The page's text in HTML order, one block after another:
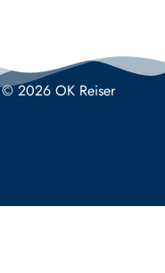
© 2026 OK Reiser